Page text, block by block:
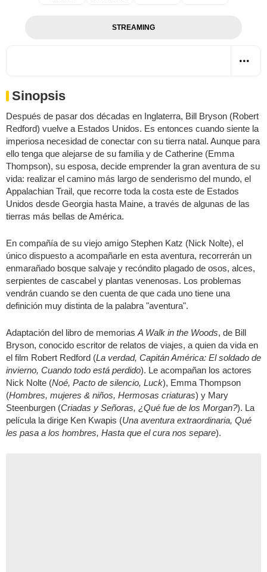
STREAMING
Sinopsis
Después de pasar dos décadas en Inglaterra, Bill Bryson (Robert
Redford) vuelve a Estados Unidos. Es entonces cuando siente la
imperiosa necesidad de conectar con su tierra natal. Aunque para
ello tenga que alejarse de su familia y de Catherine (Emma
Thompson), su esposa, decide emprender la gran aventura de su
vida: realizar el camino más largo de senderismo del mundo, el
Appalachian Trail, que recorre toda la costa este de Estados
Unidos desde Georgia hasta Maine, a través de algunas de las
tierras más bellas de América.
En compañía de su viejo amigo Stephen Katz (Nick Nolte), el
único dispuesto a acompañarle en esta aventura, recorrerán un
enmarañado bosque salvaje y recóndito plagado de osos, alces,
serpientes de cascabel y plantas venenosas. Los problemas
vendrán cuando se den cuenta de que cada uno tiene una
definición muy distinta de la palabra "aventura".
Adaptación del libro de memorias A Walk in the Woods, de Bill
Bryson, conocido escritor de relatos de viajes, a quien da vida en
el film Robert Redford (La verdad, Capitán América: El soldado de
invierno, Cuando todo está perdido). Le acompañan los actores
Nick Nolte (Noé, Pacto de silencio, Luck), Emma Thompson
(Hombres, mujeres & niños, Hermosas criaturas) y Mary
Steenburgen (Criadas y Señoras, ¿Qué fue de los Morgan?). La
película la dirige Ken Kwapis (Una aventura extraordinaria, Qué
les pasa a los hombres, Hasta que el cura nos separe).